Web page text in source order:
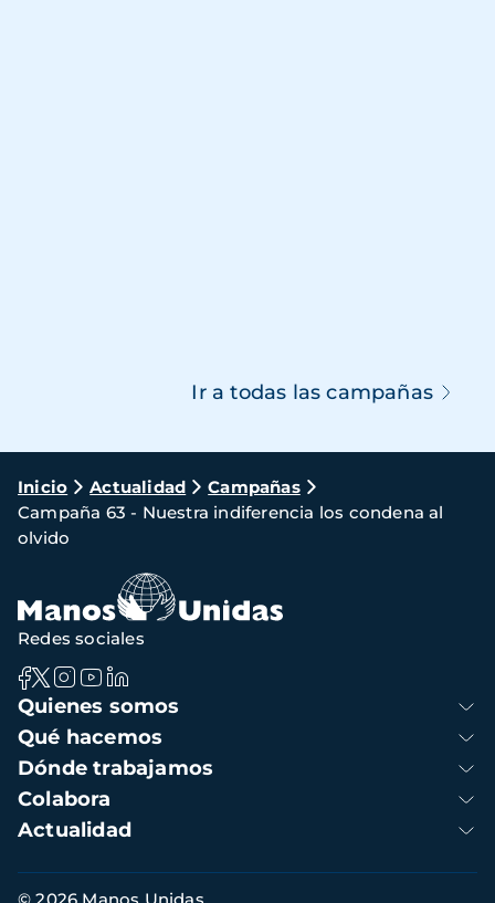
Ir a todas las campañas
Ruta
de
navegación
Inicio Actualidad
Campañas
Campaña 63 - Nuestra indiferencia los condena al
olvido
Navegación
principal
Quienes somos
Qué hacemos
Dónde trabajamos
Colabora
Actualidad
Redes sociales
Información